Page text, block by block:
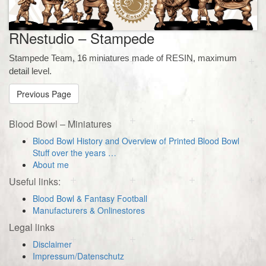
RNestudio – Stampede
Stampede Team, 16 miniatures made ​​of RESIN, maximum
detail level.
Previous Page
Blood Bowl – Miniatures
Blood Bowl History and Overview of Printed Blood Bowl
Stuff over the years …
About me
Useful links:
Blood Bowl & Fantasy Football
Manufacturers & Onlinestores
Legal links
Disclaimer
Impressum/Datenschutz